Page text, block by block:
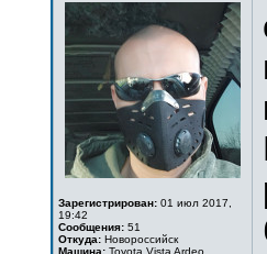
Зарегистрирован: 01 июл 2017,
19:42
Сообщения: 51
Откуда: Новороссийск
Машина: Toyota Vista Ardeo